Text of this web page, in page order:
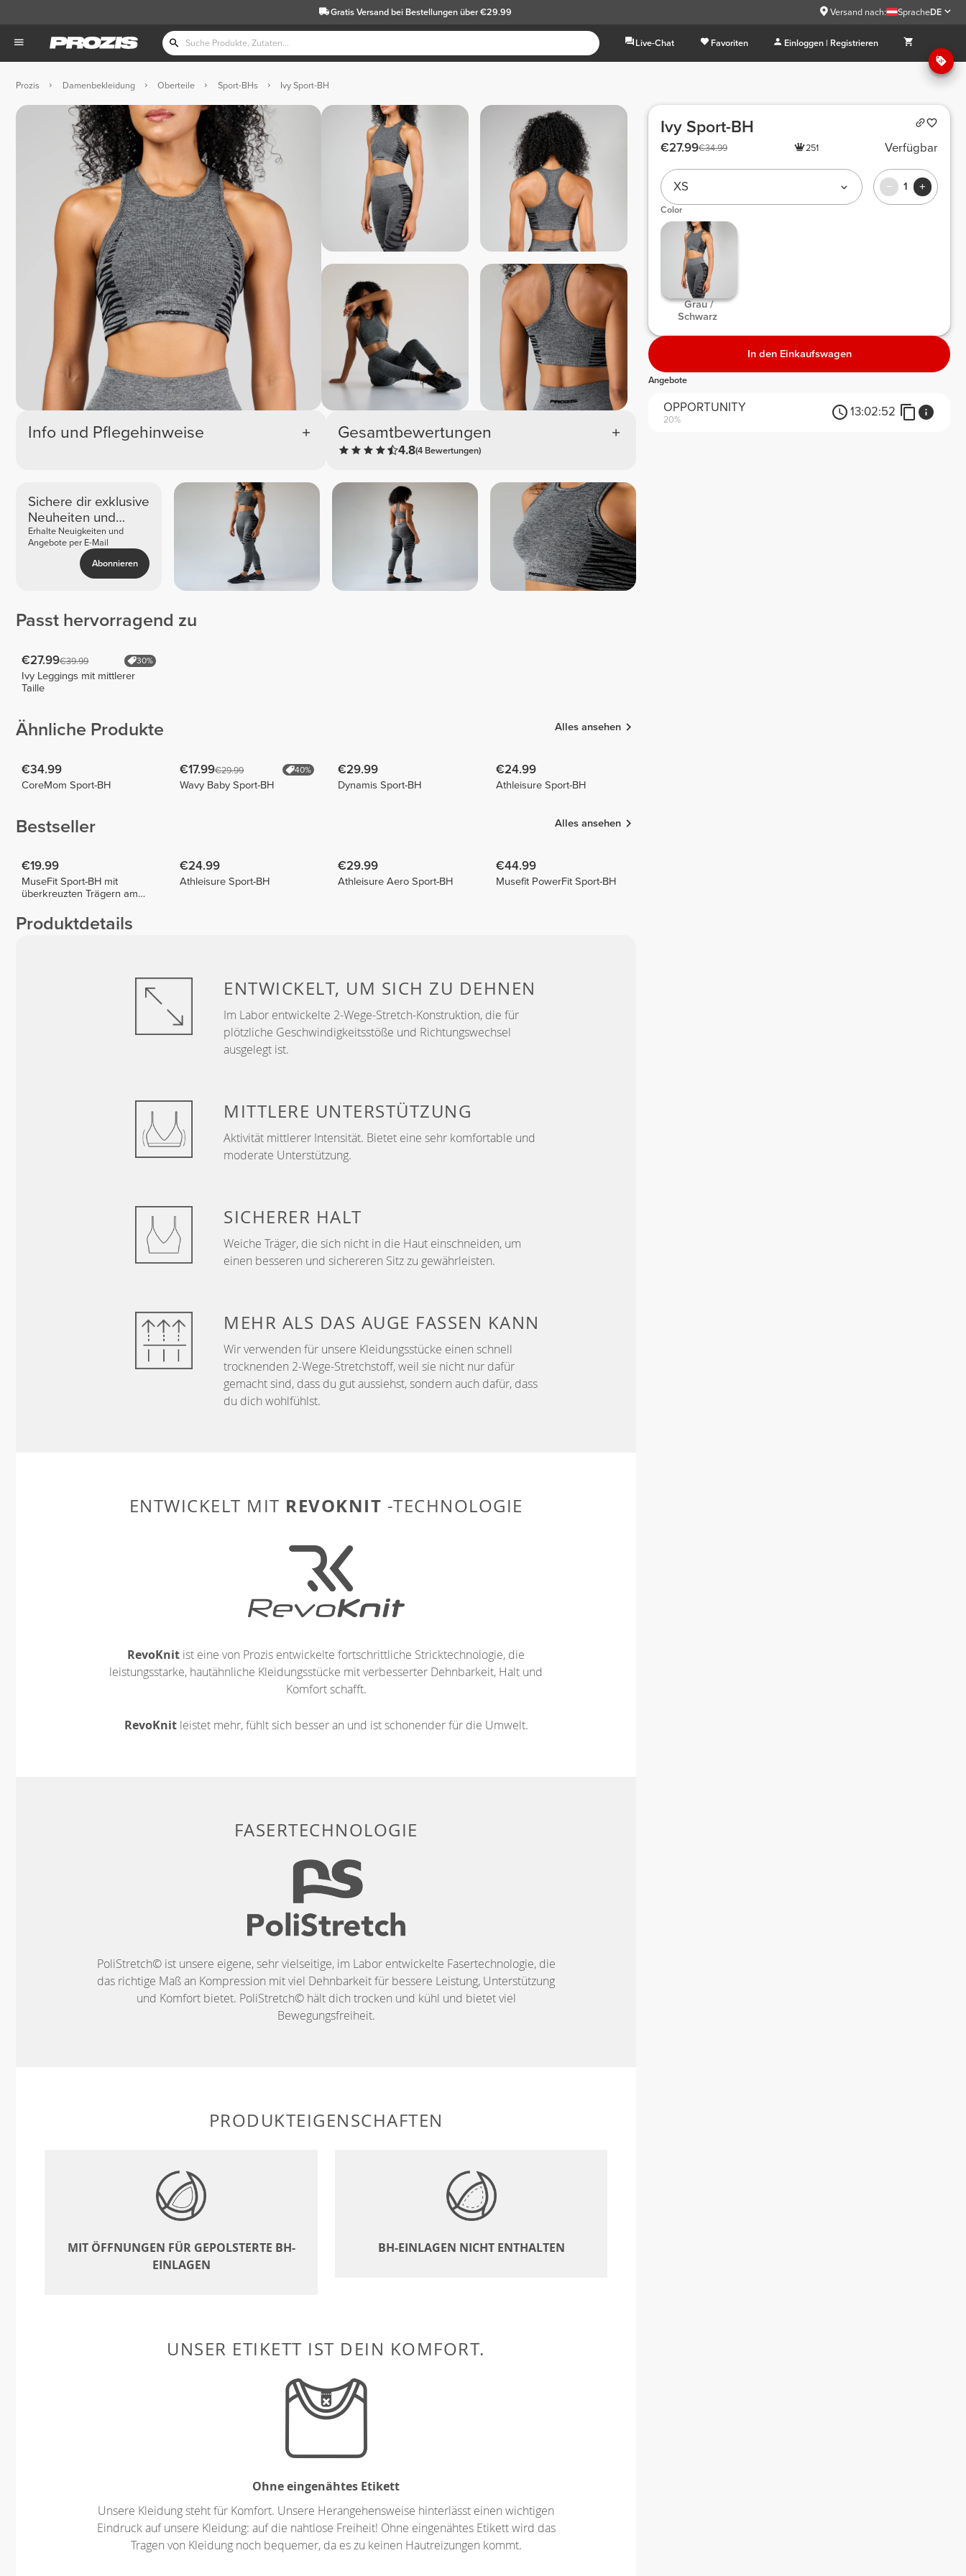
Gratis Versandbei Bestellungen über €29.99 Versand nach: SpracheDE
Live-Chat Favoriten Einloggen | Registrieren
Prozis Damenbekleidung Oberteile Sport-BHs Ivy Sport-BH
Info und Pflegehinweise Gesamtbewertungen
4.8(4 Bewertungen)
Sichere dir exklusive
Neuheiten und
Angebote
Erhalte Neuigkeiten und
Angebote per E-Mail
Abonnieren
Passt hervorragend zu
€27.99€39.99 30%
Ivy Leggings mit mittlerer
Taille
Ähnliche Produkte Alles ansehen
€34.99
CoreMom Sport-BH
€17.99€29.99 40%
Wavy Baby Sport-BH
€29.99
Dynamis Sport-BH
€24.99
Athleisure Sport-BH
Bestseller Alles ansehen
€19.99
MuseFit Sport-BH mit
überkreuzten Trägern am
€24.99
Athleisure Sport-BH
€29.99
Athleisure Aero Sport-BH
€44.99
Musefit PowerFit Sport-BH
Produktdetails
ENTWICKELT, UM SICH ZU DEHNEN
Im Labor entwickelte 2-Wege-Stretch-Konstruktion, die für
plötzliche Geschwindigkeitsstöße und Richtungswechsel
ausgelegt ist.
MITTLERE UNTERSTÜTZUNG
Aktivität mittlerer Intensität. Bietet eine sehr komfortable und
moderate Unterstützung.
SICHERER HALT
Weiche Träger, die sich nicht in die Haut einschneiden, um
einen besseren und sichereren Sitz zu gewährleisten.
MEHR ALS DAS AUGE FASSEN KANN
Wir verwenden für unsere Kleidungsstücke einen schnell
trocknenden 2-Wege-Stretchstoff, weil sie nicht nur dafür
gemacht sind, dass du gut aussiehst, sondern auch dafür, dass
du dich wohlfühlst.
ENTWICKELT MIT REVOKNIT -TECHNOLOGIE
RevoKnit ist eine von Prozis entwickelte fortschrittliche Stricktechnologie, die
leistungsstarke, hautähnliche Kleidungsstücke mit verbesserter Dehnbarkeit, Halt und
Komfort schafft.
RevoKnitleistet mehr, fühlt sich besser an und ist schonender für die Umwelt.
FASERTECHNOLOGIE
PoliStretch© ist unsere eigene, sehr vielseitige, im Labor entwickelte Fasertechnologie, die
das richtige Maß an Kompression mit viel Dehnbarkeit für bessere Leistung, Unterstützung
und Komfort bietet. PoliStretch© hält dich trocken und kühl und bietet viel
Bewegungsfreiheit.
PRODUKTEIGENSCHAFTEN
MIT ÖFFNUNGEN FÜR GEPOLSTERTE BH-
EINLAGEN
BH-EINLAGEN NICHT ENTHALTEN
UNSER ETIKETT IST DEIN KOMFORT.
Ohne eingenähtes Etikett
Unsere Kleidung steht für Komfort. Unsere Herangehensweise hinterlässt einen wichtigen
Eindruck auf unsere Kleidung: auf die nahtlose Freiheit! Ohne eingenähtes Etikett wird das
Tragen von Kleidung noch bequemer, da es zu keinen Hautreizungen kommt.
Ivy Sport-BH
€34.99
€27.99 251 Verfügbar
XS 1
Color
Grau /
Schwarz
In den Einkaufswagen
Angebote
OPPORTUNITY
20%
13:02:52